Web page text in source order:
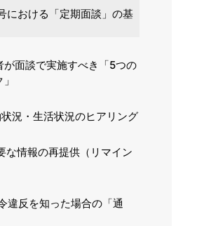
における「定期面談」の基
が面談で実施すべき「5つの
状況・生活状況のヒアリング
な情報の再提供（リマイン
違反を知った場合の「通